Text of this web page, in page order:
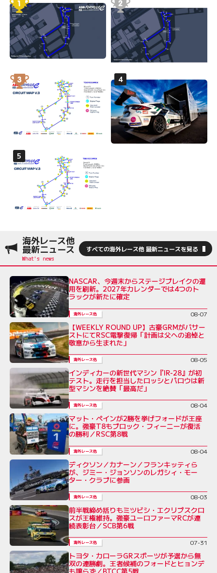
海外レース他
最新ニュース すべての海外レース他 最新ニュースを見る
NASCAR、今週末からステージブレイクの運
用を刷新。2027年カレンダーでは4つのト
ラックが新たに確定
海外レース他 08-07
【WEEKLY ROUND UP】古豪GRMがバサー
ストにてRSC電撃復帰「計画は父への追悼と
敬意から生まれた」
海外レース他 08-05
インディカーの新世代マシン『IR-28』が初
テスト。走行を担当したロッシとパロウは新
型マシンを絶賛「最高だ」
海外レース他 08-04
マット・ペインが2勝を挙げフォードが王座
に。強豪T8もブロック・フィーニーが復活
の勝利／RSC第8戦
海外レース他 08-04
ディクソン／カナーン／フランキッティら
が、ジミー・ジョンソンのレガシィ・モー
ター・クラブに参画
海外レース他 08-03
前半戦締め括りもミツビシ・エクリプスクロ
スが王権維持。強豪ユーロファーマRCが連
続表彰台／SCB第6戦
海外レース他 07-31
トヨタ・カローラGRスポーツが予選から無
双の連勝劇。王者候補のフォードとヒョンデ